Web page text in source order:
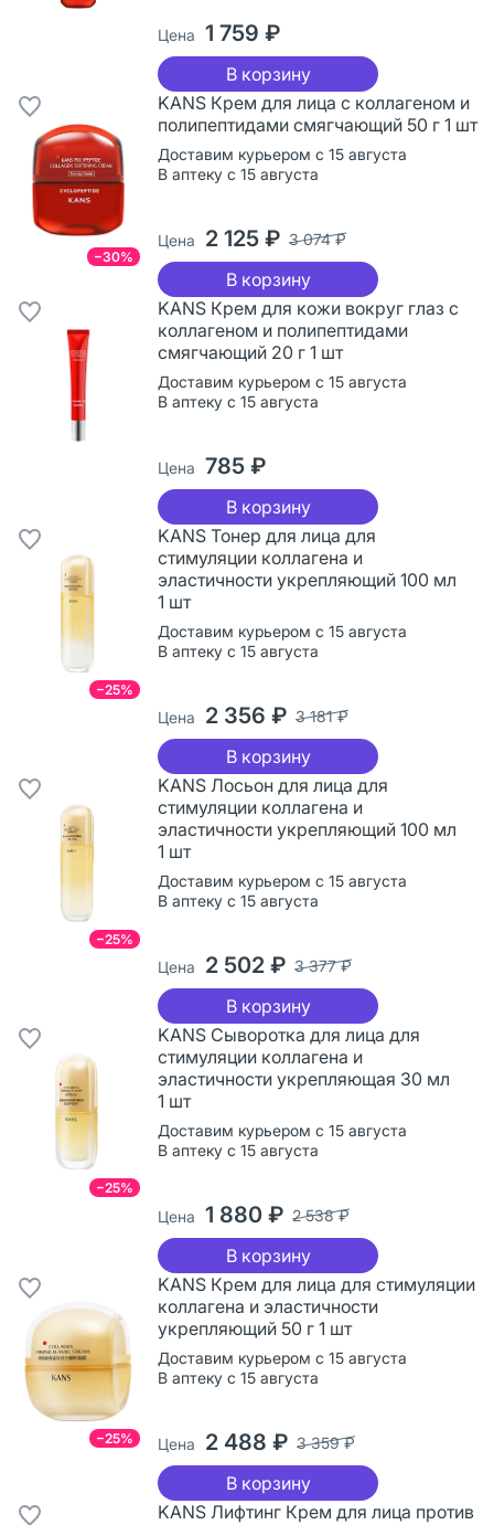
Цена 1 759 ₽
В корзину
−30%
KANS Крем для лица с коллагеном и
полипептидами смягчающий 50 г 1 шт
Доставим курьером с 15 августа
В аптеку с 15 августа
Цена 2 125 ₽ 3 074 ₽
В корзину
KANS Крем для кожи вокруг глаз с
коллагеном и полипептидами
смягчающий 20 г 1 шт
Доставим курьером с 15 августа
В аптеку с 15 августа
Цена 785 ₽
В корзину
−25%
KANS Тонер для лица для
стимуляции коллагена и
эластичности укрепляющий 100 мл
1 шт
Доставим курьером с 15 августа
В аптеку с 15 августа
Цена 2 356 ₽ 3 181 ₽
В корзину
−25%
KANS Лосьон для лица для
стимуляции коллагена и
эластичности укрепляющий 100 мл
1 шт
Доставим курьером с 15 августа
В аптеку с 15 августа
Цена 2 502 ₽ 3 377 ₽
В корзину
−25%
KANS Сыворотка для лица для
стимуляции коллагена и
эластичности укрепляющая 30 мл
1 шт
Доставим курьером с 15 августа
В аптеку с 15 августа
Цена 1 880 ₽ 2 538 ₽
В корзину
−25%
KANS Крем для лица для стимуляции
коллагена и эластичности
укрепляющий 50 г 1 шт
Доставим курьером с 15 августа
В аптеку с 15 августа
Цена 2 488 ₽ 3 359 ₽
В корзину
KANS Лифтинг Крем для лица против